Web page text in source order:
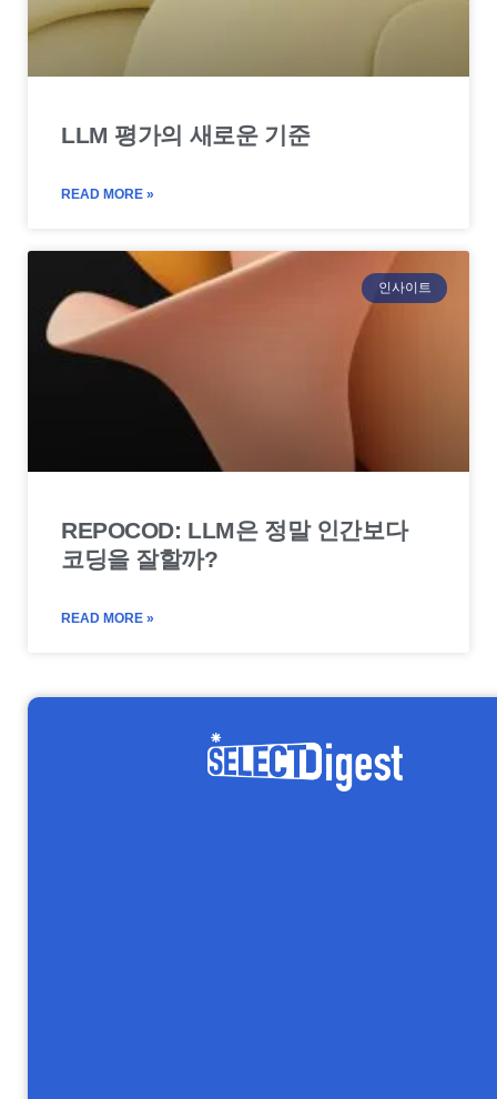
LLM 평가의 새로운 기준
READ MORE »
인사이트
REPOCOD: LLM은 정말 인간보다
코딩을 잘할까?
READ MORE »